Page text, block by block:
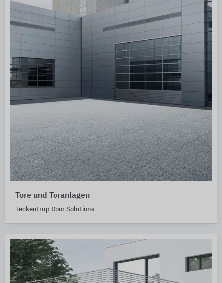
Tore und Toranlagen
Teckentrup Door Solutions